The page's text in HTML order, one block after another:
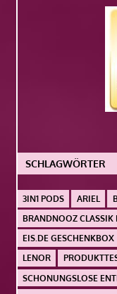
SCHLAGWÖRTER
3IN1 PODS ARIEL
BRANDNOOZ CLASSIK
EIS.DE GESCHENKBOX
LENOR
SCHONUNGSLOSE